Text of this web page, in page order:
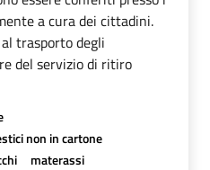
a cura dei cittadini.
trasporto degli
del servizio di ritiro
non in cartone
materassi